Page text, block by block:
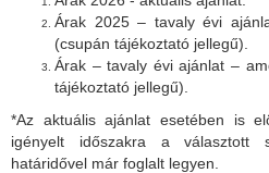
Árak 2025 – tavaly évi
(csupán tájékoztató jellegű).
Árak – tavaly évi ajánlat –
tájékoztató jellegű).
*Az aktuális ajánlat esetében is
igényelt időszakra a választott
határidővel már foglalt legyen.